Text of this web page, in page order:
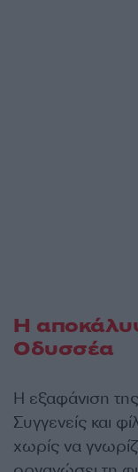
Η
Οδυσσέα
Η εξαφάνιση
Συγγενείς και
χωρίς να